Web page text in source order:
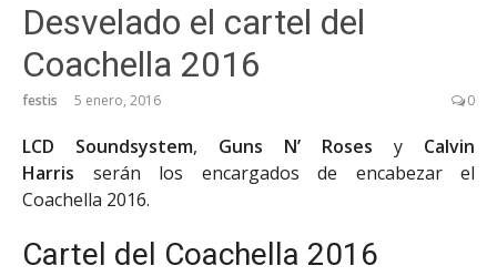
Desvelado el cartel del
Coachella 2016
festis 5 enero, 2016 0
LCD Soundsystem, Guns N’ Roses y Calvin
Harris serán los encargados de encabezar el
Coachella 2016.
Cartel del Coachella 2016